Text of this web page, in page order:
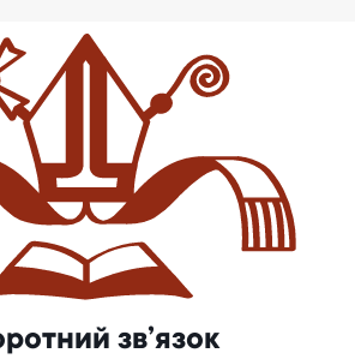
зв’язок